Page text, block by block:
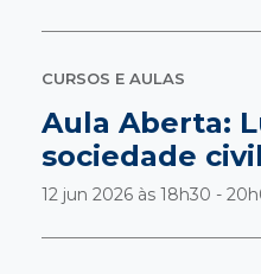
CURSOS E AULAS
Aula Aberta:
sociedade
12 jun 2026 às 18h30 -